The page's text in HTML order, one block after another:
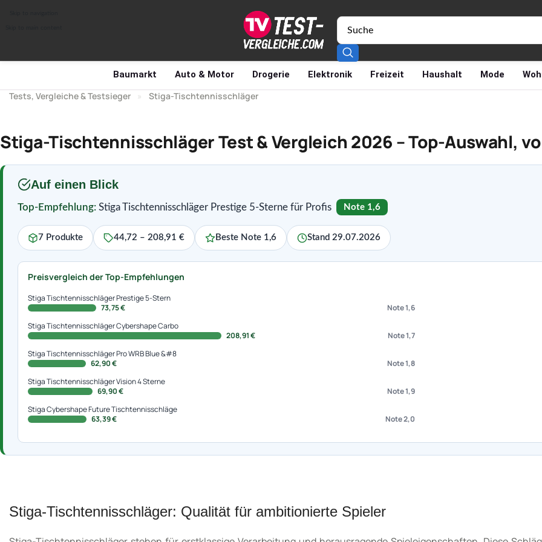
Baumarkt Auto & Motor Drogerie Elektronik Freizeit Haushalt Mode
Tests, Vergleiche & Testsieger » Stiga-Tischtennisschläger
Stiga-Tischtennisschläger Test & Vergleich 2026 – Top-Auswahl,
Auf einen Blick
Top-Empfehlung: Stiga Tischtennisschläger Prestige 5-Sterne für Profis Note 1,6
7 Produkte 44,72 – 208,91 € Beste Note 1,6 Stand 29.07.2026
Preisvergleich der Top-Empfehlungen
Stiga Tischtennisschläger Prestige 5-Stern
73,75 €
Note 1,6
Stiga Tischtennisschläger Cybershape Carbo
208,91 €
Note 1,7
Stiga Tischtennisschläger Pro WRB Blue &#8
62,90 €
Note 1,8
Stiga Tischtennisschläger Vision 4 Sterne
69,90 €
Note 1,9
Stiga Cybershape Future Tischtennisschläge
63,39 €
Note 2,0
Stiga-Tischtennisschläger: Qualität für ambitionierte Spieler